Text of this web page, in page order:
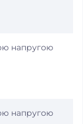
напругою
напругою